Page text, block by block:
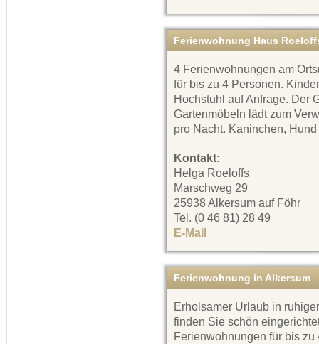
Ferienwohnung Haus
4 Ferienwohnungen am
für bis zu 4 Personen.
Hochstuhl auf Anfrage. Der
Gartenmöbeln lädt zum
pro Nacht. Kaninchen,
Kontakt:
Helga Roeloffs
Marschweg 29
25938 Alkersum auf Föhr
Tel. (0 46 81) 28 49
E-Mail
Ferienwohnung in Alkersum
Erholsamer Urlaub in
finden Sie schön
Ferienwohnungen für bis